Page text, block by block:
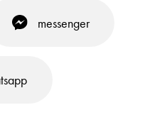
messenger